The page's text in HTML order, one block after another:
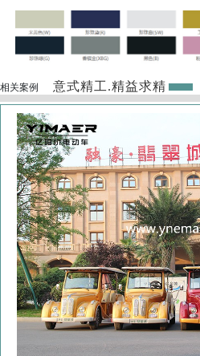
相关案例 意式精工.精益求精